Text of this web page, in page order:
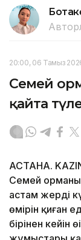
20:00, 06 Тамыз
Семей
қайта
АСТАНА.
Семей
астам жерді
өмірін қиған
бірінен кейін